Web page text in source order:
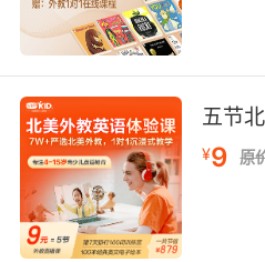
中，动词需要使用原形
为助动词“did”已经承
五、Past时态的常见错
的过程中，学习者常常会
些常见的错误及其纠正方
规则动词的过去式： 错
yesterday. 正确：
yesterday. 在否定句和疑
误：I didn’t played
五节
¥9 原